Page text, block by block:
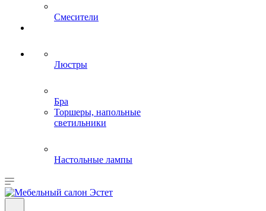
Смесители
Люстры
Бра
Торшеры, напольные
светильники
Настольные лампы